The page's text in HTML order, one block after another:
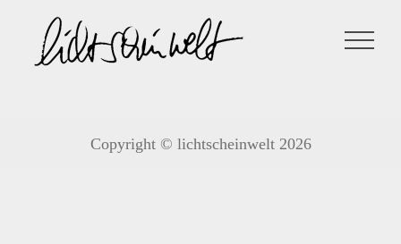
Inhalt
springen
Copyright © lichtscheinwelt 2026